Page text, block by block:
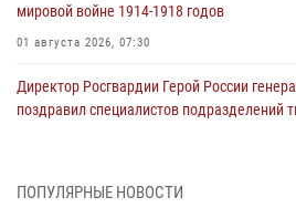
мировой войне 1914-1918 годов
01 августа 2026, 07:30
Директор Росгвардии Герой России
поздравил специалистов подразделений
ПОПУЛЯРНЫЕ НОВОСТИ